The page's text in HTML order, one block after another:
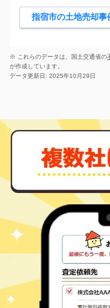
指宿市の土地売却事
※ これらのデータは、国土交通省の
が作成しています。
データ更新日: 2025年10月29日